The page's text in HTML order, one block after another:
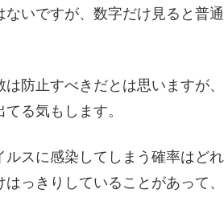
ないですが、数字だけ見ると普
防止すべきだとは思いますが
る気もします。
ルスに感染してしまう確率はど
はっきりしていることがあって